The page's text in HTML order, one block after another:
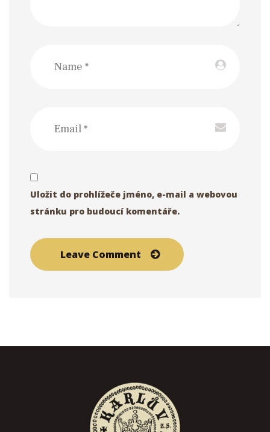
Uložit do prohlížeče jméno, e-mail a webovou
stránku pro budoucí komentáře.